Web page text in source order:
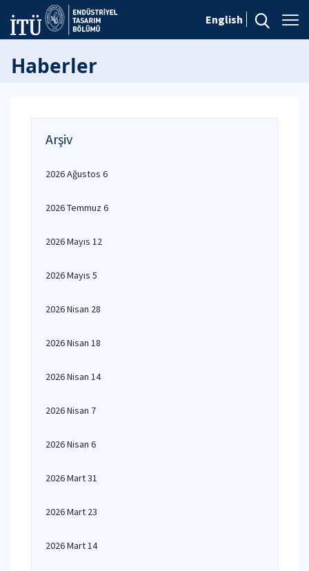
English
Haberler
Arşiv
2026 Ağustos 6
2026 Temmuz 6
2026 Mayıs 12
2026 Mayıs 5
2026 Nisan 28
2026 Nisan 18
2026 Nisan 14
2026 Nisan 7
2026 Nisan 6
2026 Mart 31
2026 Mart 23
2026 Mart 14